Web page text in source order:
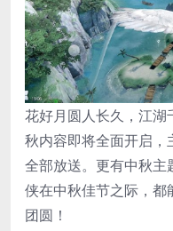
花好月圆人长久，江湖
秋内容即将全面开启
全部放送。更有中秋
侠在中秋佳节之际，
团圆！